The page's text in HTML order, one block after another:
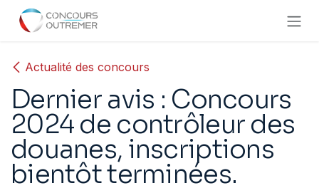
Se rendre au contenu
Actualité des concours
Dernier avis : Concours
2024 de contrôleur des
douanes, inscriptions
bientôt terminées.